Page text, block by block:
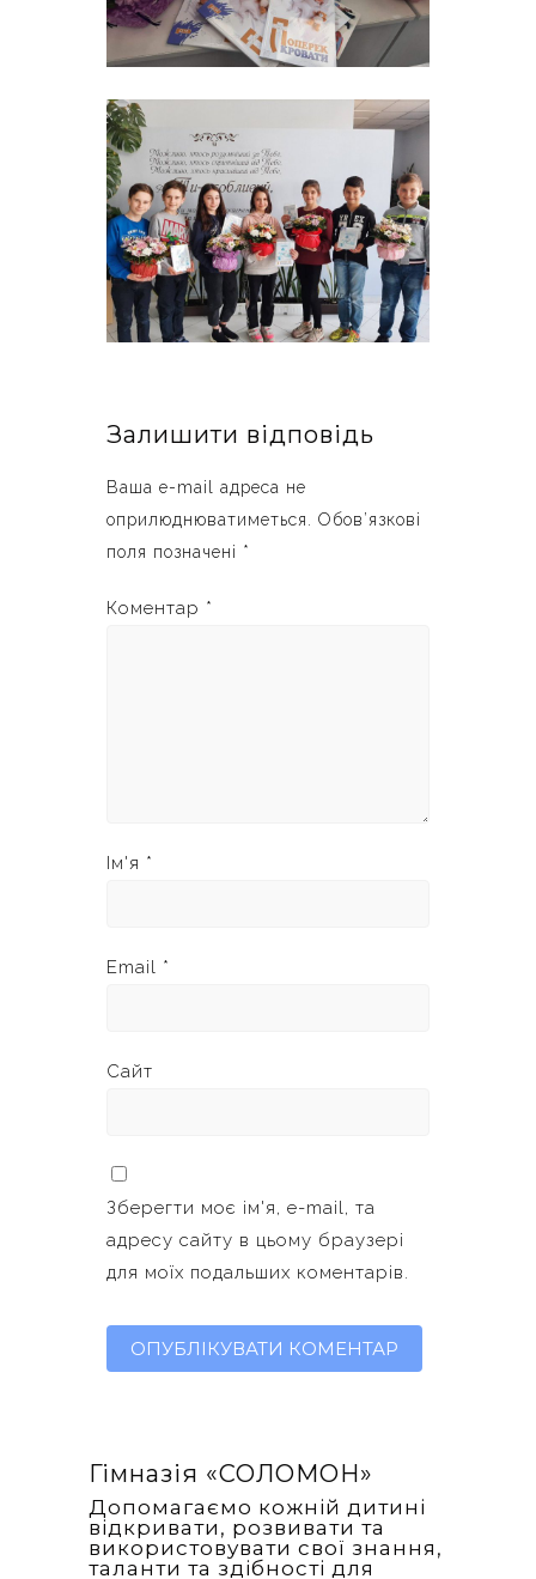
Залишити відповідь
Ваша e-mail адреса не
оприлюднюватиметься.
Обов’язкові
поля позначені *
Коментар *
Ім'я *
Email *
Сайт
Зберегти моє ім'я, e-mail, та
адресу сайту в цьому браузері
для моїх подальших коментарів.
Гімназія «‎СОЛОМОН»
Допомагаємо кожній дитині
відкривати, розвивати та
використовувати свої знання,
таланти та здібності для